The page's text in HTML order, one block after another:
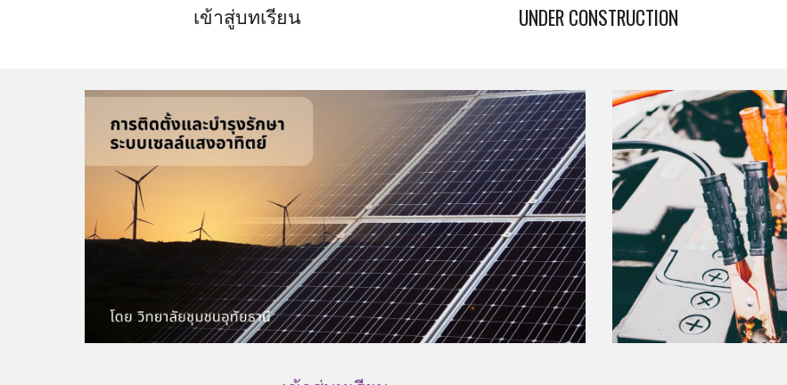
เข้าสู่บทเรียน UNDER CONSTRUCTION